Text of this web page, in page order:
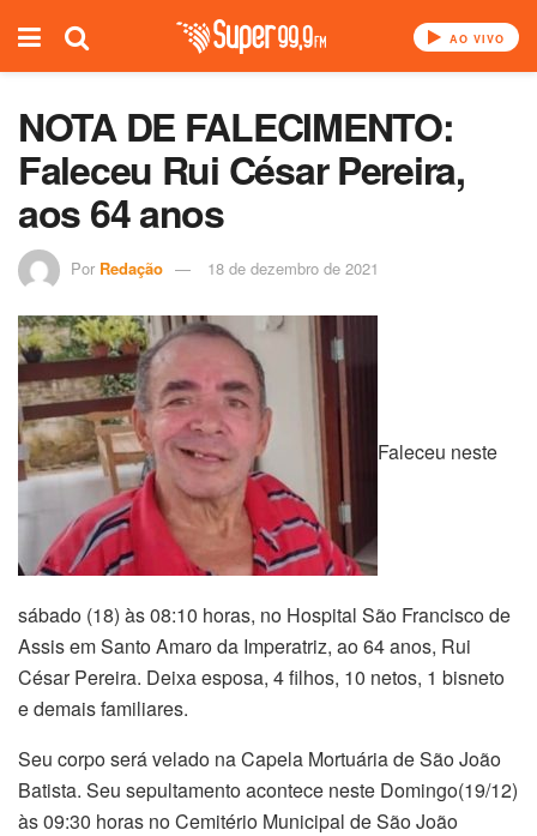
AO VIVO
NOTA DE FALECIMENTO:
Faleceu Rui César Pereira,
aos 64 anos
Por Redação 18 de dezembro de 2021
Faleceu neste
sábado (18) às 08:10 horas, no Hospital São Francisco de
Assis em Santo Amaro da Imperatriz, ao 64 anos, Rui
César Pereira. Deixa esposa, 4 filhos, 10 netos, 1 bisneto
e demais familiares.
Seu corpo será velado na Capela Mortuária de São João
Batista. Seu sepultamento acontece neste Domingo(19/12)
às 09:30 horas no Cemitério Municipal de São João